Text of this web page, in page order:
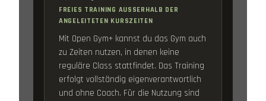
FREIES TRAINING AUSSERHALB DER A
NGELEITETEN KURSZEITEN
Mit Open Gym+ kannst du das Gym auch
zu Zeiten nutzen, in denen keine
reguläre Class stattfindet. Das Training
erfolgt vollständig eigenverantwortlich
und ohne Coach. Für die Nutzung sind